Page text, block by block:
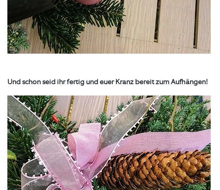
Und schon seid ihr fertig und euer Kranz bereit zum Aufhängen!